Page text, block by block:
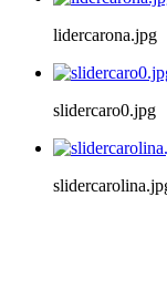
lidercarona.jpg
slidercaro0.jpg